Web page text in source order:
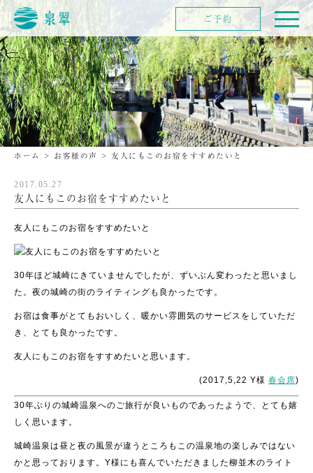
ホーム > お客様の声 > 友人にもこのお宿をすすめたいと
2017.05.27
友人にもこのお宿をすすめたいと
友人にもこのお宿をすすめたいと
30年ほど城崎にきていませんでしたが、ずいぶん変わったと思いまし
た。夜の城崎の街のライティングも良かったです。
お宿は食事がとてもおいしく、暖かい雰囲気のサービスをしていただ
き、とても良かったです。
友人にもこのお宿をすすめたいと思います。
(2017,5,22 Y様 春会席)
30年ぶりの城崎温泉へのご旅行が良いものであったようで、とても嬉
しく思います。
城崎温泉は昼と夜の風景が違うところもこの温泉地の楽しみではない
かと思っております。Y様にも喜んでいただきました柳並木のライト
ご予約